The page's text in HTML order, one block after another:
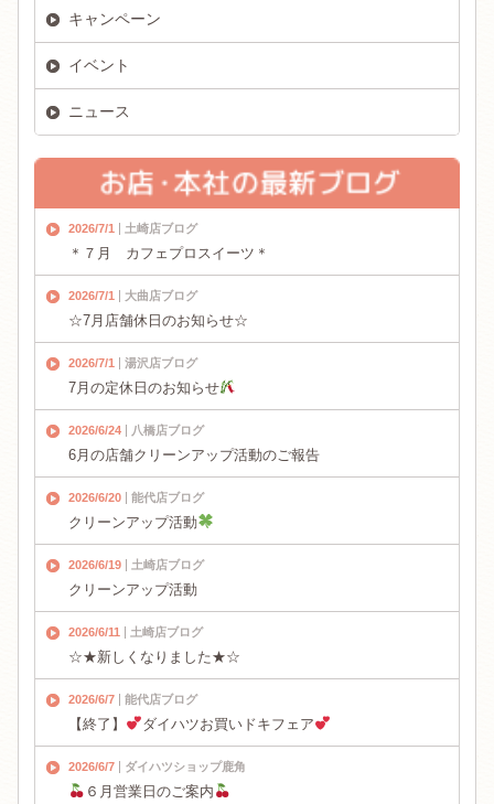
キャンペーン
イベント
ニュース
2026/7/1 土崎店ブログ
＊７月 カフェプロスイーツ＊
2026/7/1 大曲店ブログ
☆7月店舗休日のお知らせ☆
2026/7/1 湯沢店ブログ
7月の定休日のお知らせ
2026/6/24 八橋店ブログ
6月の店舗クリーンアップ活動のご報告
2026/6/20 能代店ブログ
クリーンアップ活動
2026/6/19 土崎店ブログ
クリーンアップ活動
2026/6/11 土崎店ブログ
☆★新しくなりました★☆
2026/6/7 能代店ブログ
【終了】 ダイハツお買いドキフェア
2026/6/7 ダイハツショップ鹿角
６月営業日のご案内